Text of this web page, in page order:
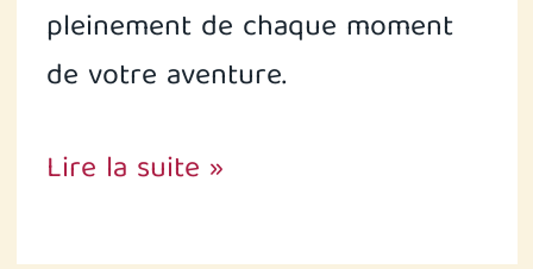
pleinement de chaque moment
de votre aventure.
Lire la suite »